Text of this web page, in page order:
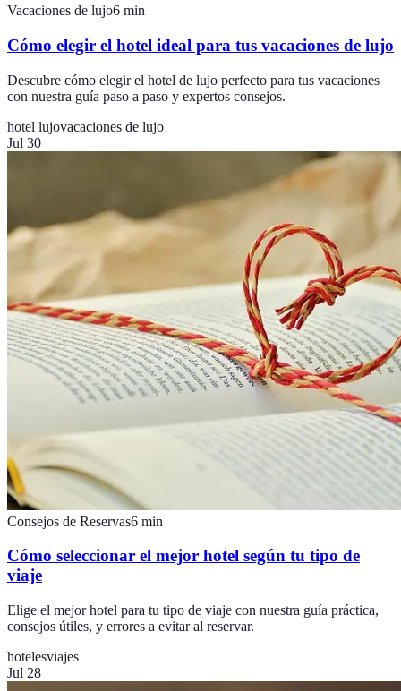
Vacaciones de lujo6 min
Cómo elegir el hotel ideal para tus vacaciones de lujo
Descubre cómo elegir el hotel de lujo perfecto para tus vacaciones
con nuestra guía paso a paso y expertos consejos.
hotel lujovacaciones de lujo
Jul 30
Consejos de Reservas6 min
Cómo seleccionar el mejor hotel según tu tipo de
viaje
Elige el mejor hotel para tu tipo de viaje con nuestra guía práctica,
consejos útiles, y errores a evitar al reservar.
hotelesviajes
Jul 28